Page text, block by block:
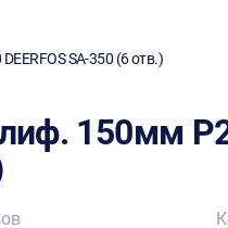
SA-350 (6 отв.)
150мм